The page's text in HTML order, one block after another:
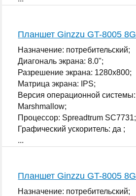
Планшет Ginzzu GT-8005
Назначение: потребительский;
Диагональ экрана: 8.0";
Разрешение экрана: 1280x800;
Матрица экрана: IPS;
Версия операционной
Marshmallow;
Процессор: Spreadtrum SC7731;
Графический ускоритель: да ;
...
Планшет Ginzzu GT-8005
Назначение: потребительский;